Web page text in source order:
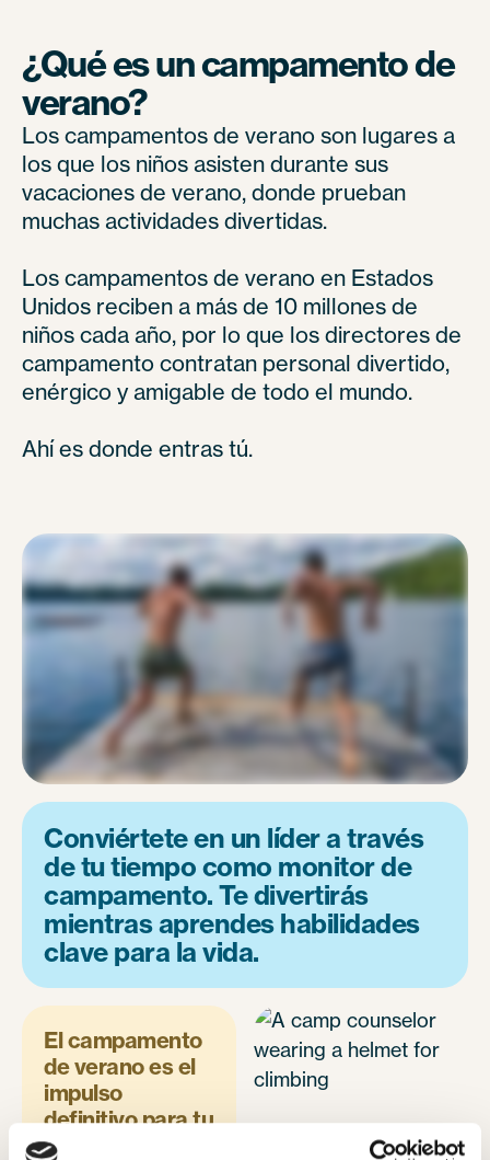
¿Qué es un campamento de
verano?
Los campamentos de verano son lugares a
los que los niños asisten durante sus
vacaciones de verano, donde prueban
muchas actividades divertidas.
Los campamentos de verano en Estados
Unidos reciben a más de 10 millones de
niños cada año, por lo que los directores de
campamento contratan personal divertido,
enérgico y amigable de todo el mundo.
Ahí es donde entras tú.
Conviértete en un líder a través
de tu tiempo como monitor de
campamento. Te divertirás
mientras aprendes habilidades
clave para la vida.
El campamento
de verano es el
impulso
definitivo para tu
CV.